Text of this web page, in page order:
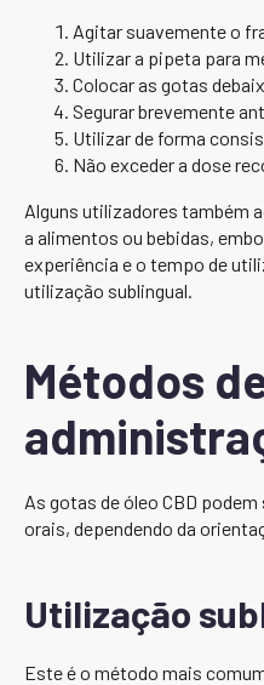
Agitar suavemente o
Utilizar a pipeta para
Colocar as gotas
Segurar brevemente
Utilizar de forma
Não exceder a dose
Alguns utilizadores também
a alimentos ou bebidas,
experiência e o tempo de
utilização sublingual.
Métodos
As gotas de óleo CBD
orais, dependendo da
Utilização
Este é o método mais